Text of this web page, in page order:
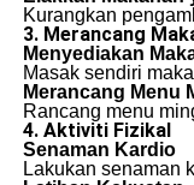
Kurangkan
3. Merancang
Menyediakan
Masak sendiri
Merancang Menu
Rancang menu
4. Aktiviti Fizikal
Senaman Kardio
Lakukan senaman